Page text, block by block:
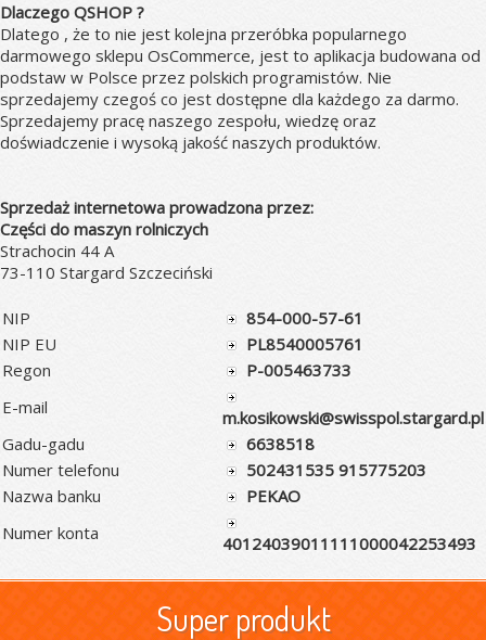
Dlaczego QSHOP ?
Dlatego , że to nie jest kolejna przeróbka popularnego
darmowego sklepu OsCommerce, jest to aplikacja budowana od
podstaw w Polsce przez polskich programistów. Nie
sprzedajemy czegoś co jest dostępne dla każdego za darmo.
Sprzedajemy pracę naszego zespołu, wiedzę oraz
doświadczenie i wysoką jakość naszych produktów.
Sprzedaż internetowa prowadzona przez:
Części do maszyn rolniczych
Strachocin 44 A
73-110 Stargard Szczeciński
NIP
854-000-57-61
NIP EU
PL8540005761
Regon
P-005463733
E-mail
m.kosikowski@swisspol.stargard.pl
Gadu-gadu
6638518
Numer telefonu
502431535 915775203
Nazwa banku
PEKAO
Numer konta
40124039011111000042253493
Super produkt